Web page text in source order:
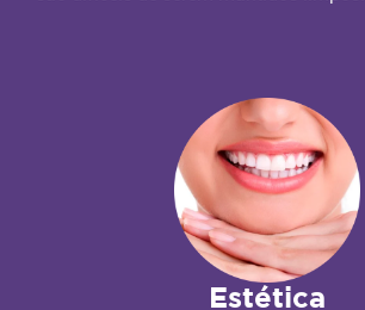
Estética